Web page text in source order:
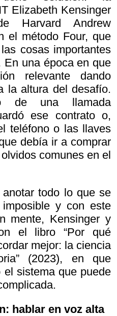
Elizabeth Kensinger
Harvard Andrew
el método Four, que
cosas importantes
En una época en que
relevante dando
la altura del desafío.
de una llamada
ese contrato o,
teléfono o las llaves
debía ir a comprar
comunes en el
todo lo que se
y con este
mente, Kensinger y
el libro “Por qué
mejor: la ciencia
(2023), en que
sistema que puede
hablar en voz alta